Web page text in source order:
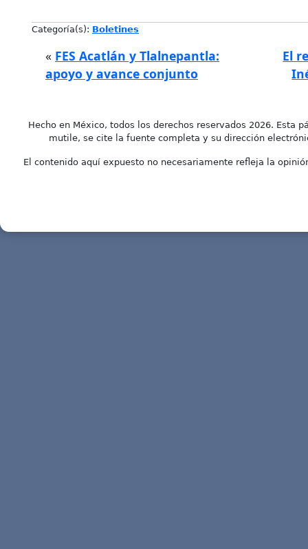
Categoría(s): Boletines
« FES Acatlán y Tlalnepantla:
apoyo y avance conjunto
El
Hecho en México, todos los derechos reservados 2026. Esta
mutile, se cite la fuente completa y su dirección
El contenido aquí expuesto no necesariamente refleja la